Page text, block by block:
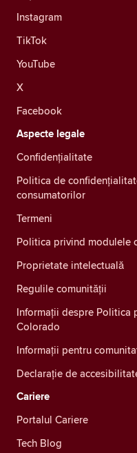
Instagram
TikTok
YouTube
X
Facebook
Aspecte legale
Confidenţialitate
Politica de
consumatorilor
Termeni
Politica privind modulele
Proprietate intelectuală
Regulile comunității
Informații despre Politica
Colorado
Informații pentru
Declarație de
Cariere
Portalul Cariere
Tech Blog